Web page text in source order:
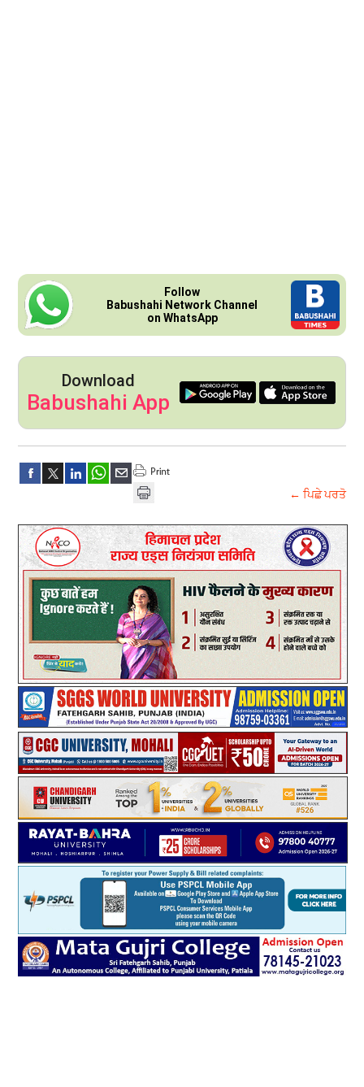
Follow
Babushahi Network Channel
on WhatsApp
Download
Babushahi App
← ਪਿਛੇ ਪਰਤੋ